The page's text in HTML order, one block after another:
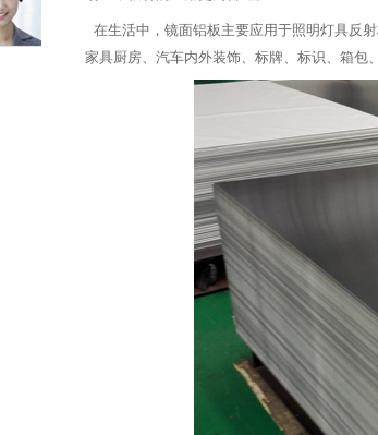
在生活中，镜面铝板主要应用于照明灯具反
家具厨房、汽车内外装饰、标牌、标识、箱包